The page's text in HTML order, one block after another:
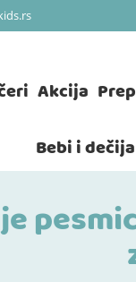
Akcija
Bebi i